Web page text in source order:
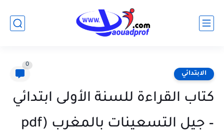
الابتدائي
0
كتاب القراءة للسنة الأولى ابتدائي
– جيل التسعينات بالمغرب (pdf